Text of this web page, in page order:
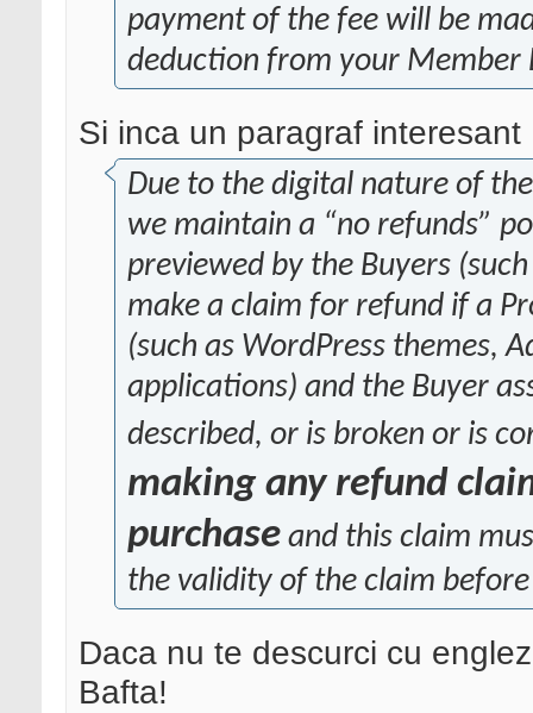
payment of the fee will be
deduction from your Member
Si inca un paragraf interesant
Due to the digital nature of
we maintain a “no refunds”
previewed by the Buyers
make a claim for refund if a
(such as WordPress themes,
applications) and the Buyer
described, or is broken or is
making any refund
purchase and this claim
the validity of the claim
Daca nu te descurci cu
Bafta!